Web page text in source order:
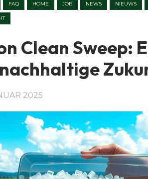
FAQ HOME JOB NEWS NIEUWS
Clean Sweep:
2025